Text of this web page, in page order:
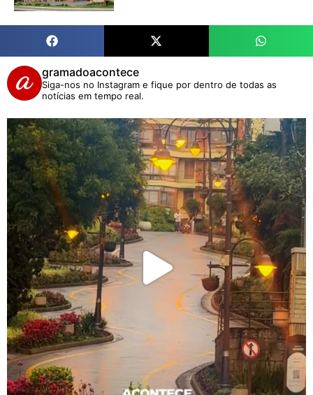
gramadoacontece
Siga-nos no Instagram e fique por dentro de todas as
notícias em tempo real.